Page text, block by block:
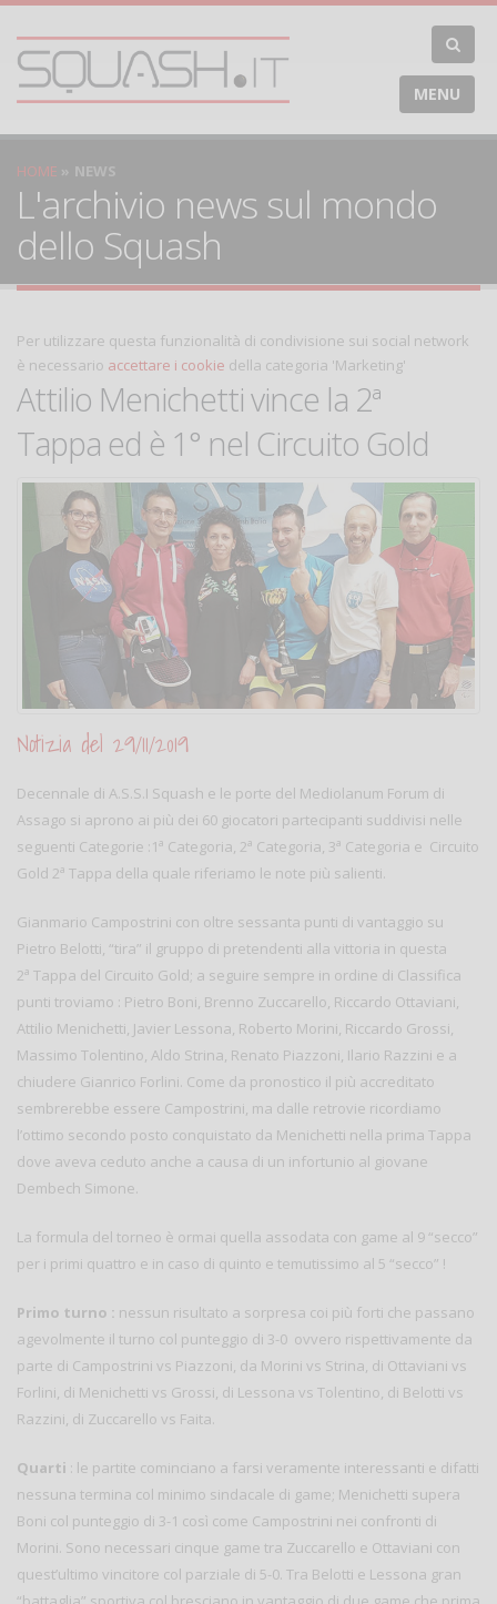
MENU
HOME NEWS
L'archivio news sul mondo
dello Squash
Per utilizzare questa funzionalità di condivisione sui social network
è necessario accettare i cookie della categoria 'Marketing'
Attilio Menichetti vince la 2ª
Tappa ed è 1° nel Circuito Gold
Notizia del 29/11/2019
Decennale di A.S.S.I Squash e le porte del Mediolanum Forum di
Assago si aprono ai più dei 60 giocatori partecipanti suddivisi nelle
seguenti Categorie :1a Categoria, 2a Categoria, 3a Categoria e Circuito
Gold 2a Tappa della quale riferiamo le note più salienti.
Gianmario Campostrini con oltre sessanta punti di vantaggio su
Pietro Belotti, “tira” il gruppo di pretendenti alla vittoria in questa
2a Tappa del Circuito Gold; a seguire sempre in ordine di Classifica
punti troviamo : Pietro Boni, Brenno Zuccarello, Riccardo Ottaviani,
Attilio Menichetti, Javier Lessona, Roberto Morini, Riccardo Grossi,
Massimo Tolentino, Aldo Strina, Renato Piazzoni, Ilario Razzini e a
chiudere Gianrico Forlini. Come da pronostico il più accreditato
sembrerebbe essere Campostrini, ma dalle retrovie ricordiamo
l’ottimo secondo posto conquistato da Menichetti nella prima Tappa
dove aveva ceduto anche a causa di un infortunio al giovane
Dembech Simone.
La formula del torneo è ormai quella assodata con game al 9 “secco”
per i primi quattro e in caso di quinto e temutissimo al 5 “secco” !
Primo turno : nessun risultato a sorpresa coi più forti che passano
agevolmente il turno col punteggio di 3-0 ovvero rispettivamente da
parte di Campostrini vs Piazzoni, da Morini vs Strina, di Ottaviani vs
Forlini, di Menichetti vs Grossi, di Lessona vs Tolentino, di Belotti vs
Razzini, di Zuccarello vs Faita.
Quarti : le partite cominciano a farsi veramente interessanti e difatti
nessuna termina col minimo sindacale di game; Menichetti supera
Boni col punteggio di 3-1 così come Campostrini nei confronti di
Morini. Sono necessari cinque game tra Zuccarello e Ottaviani con
quest’ultimo vincitore col parziale di 5-0. Tra Belotti e Lessona gran